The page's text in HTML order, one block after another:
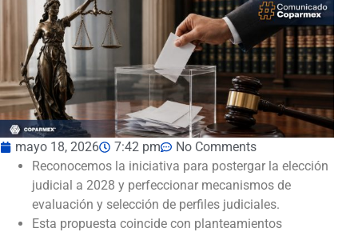
mayo 18, 2026 7:42 pm
No Comments
Reconocemos la iniciativa para postergar la elección
judicial a 2028 y perfeccionar mecanismos de
evaluación y selección de perfiles judiciales.
Esta propuesta coincide con planteamientos